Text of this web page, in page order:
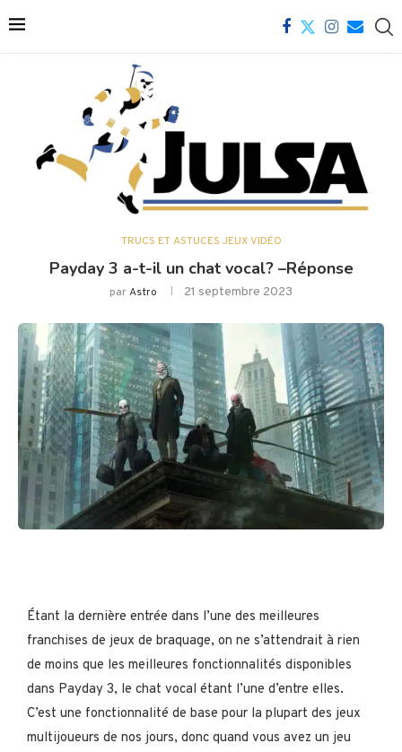
TRUCS ET ASTUCES JEUX VIDÉO
Payday 3 a-t-il un chat vocal? –Réponse
parAstro 21 septembre 2023
Étant la dernière entrée dans l’une des meilleures
franchises de jeux de braquage, on ne s’attendrait à rien
de moins que les meilleures fonctionnalités disponibles
dans Payday 3, le chat vocal étant l’une d’entre elles.
C’est une fonctionnalité de base pour la plupart des jeux
multijoueurs de nos jours, donc quand vous avez un jeu